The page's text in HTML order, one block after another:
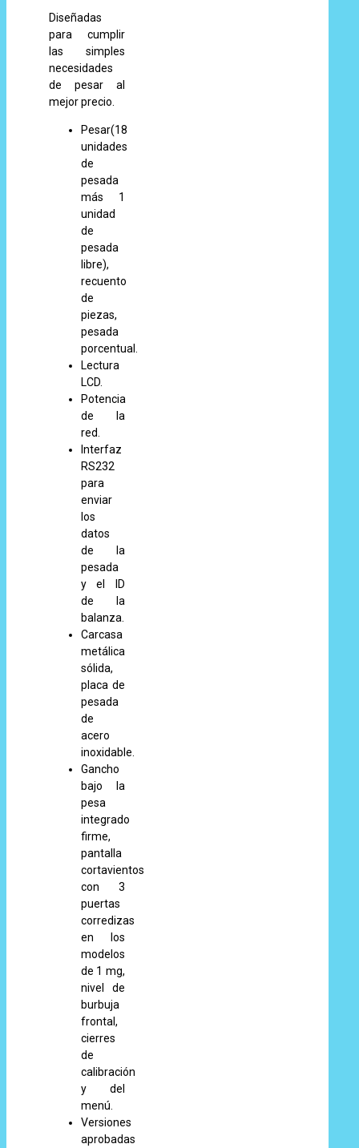
Diseñadas
para cumplir
las simples
necesidades
de pesar al
mejor precio.
Pesar(18
unidades
de
pesada
más 1
unidad
de
pesada
libre),
recuento
de
piezas,
pesada
porcentual.
Lectura
LCD.
Potencia
de la
red.
Interfaz
RS232
para
enviar
los
datos
de la
pesada
y el ID
de la
balanza.
Carcasa
metálica
sólida,
placa de
pesada
de
acero
inoxidable.
Gancho
bajo la
pesa
integrado
firme,
pantalla
cortavientos
con 3
puertas
corredizas
en los
modelos
de 1 mg,
nivel de
burbuja
frontal,
cierres
de
calibración
y del
menú.
Versiones
aprobadas